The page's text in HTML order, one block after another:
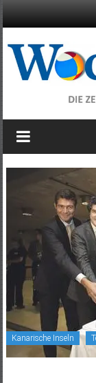
die
Kanarischen
Inseln
Kanarische Inseln